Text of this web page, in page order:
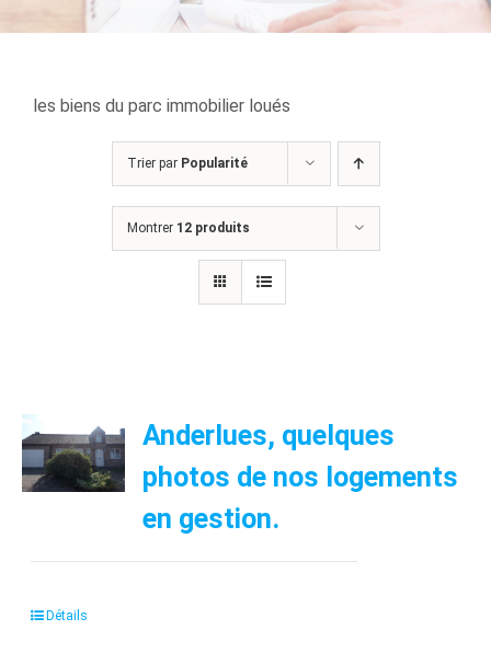
les biens du parc immobilier loués
Trier par Popularité
Montrer 12 produits
Anderlues, quelques
photos de nos logements
en gestion.
Détails